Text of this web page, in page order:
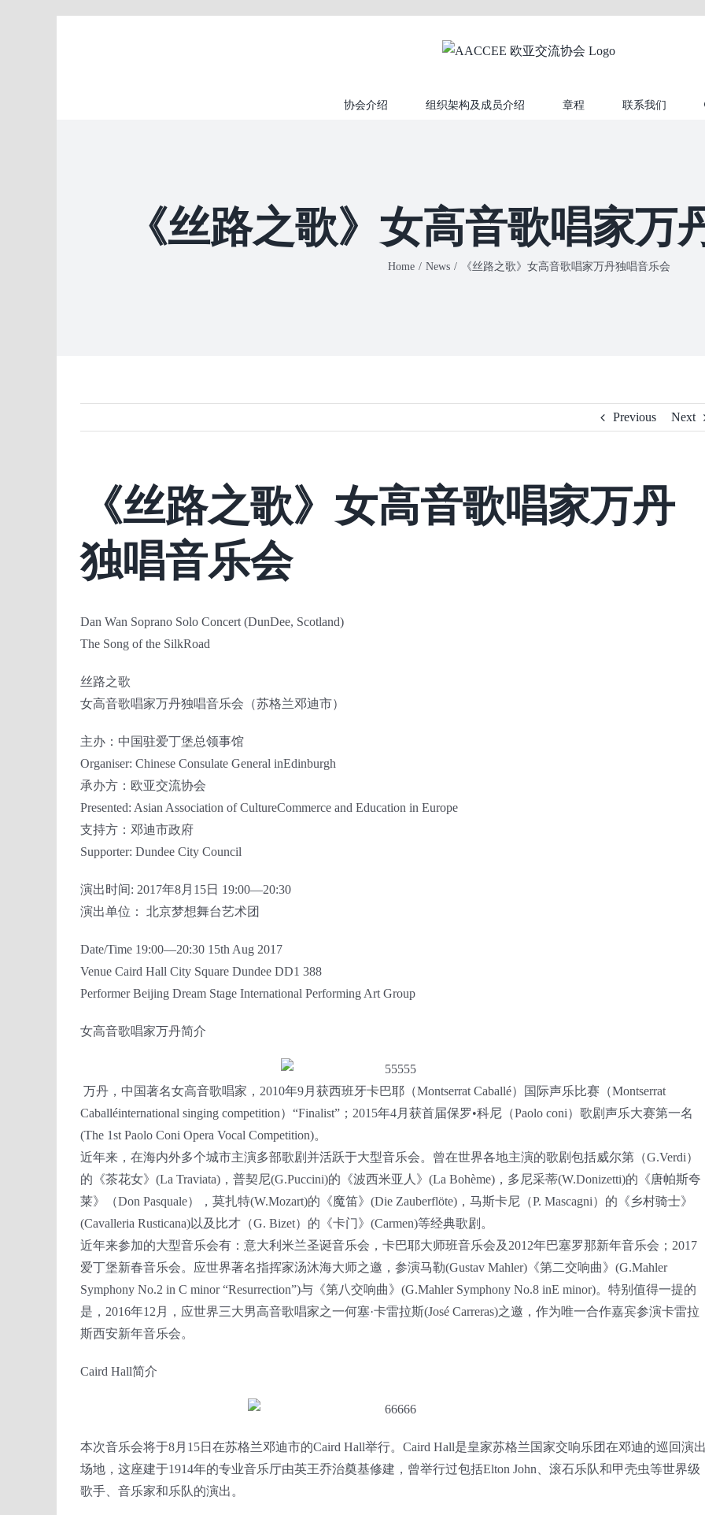
协会介绍 组织架构及成员介绍 章程 联系我们
《丝路之歌》女高音歌唱家万
Home / News / 《丝路之歌》女高音歌唱家万丹独唱音乐会
Previous Next
《丝路之歌》女高音歌唱家万丹
独唱音乐会
Dan Wan Soprano Solo Concert (DunDee, Scotland)
The Song of the SilkRoad
丝路之歌
女高音歌唱家万丹独唱音乐会（苏格兰邓迪市）
主办：中国驻爱丁堡总领事馆
Organiser: Chinese Consulate General inEdinburgh
承办方：欧亚交流协会
Presented: Asian Association of CultureCommerce and Education in Europe
支持方：邓迪市政府
Supporter: Dundee City Council
演出时间: 2017年8月15日 19:00—20:30
演出单位： 北京梦想舞台艺术团
Date/Time 19:00—20:30 15th Aug 2017
Venue Caird Hall City Square Dundee DD1 388
Performer Beijing Dream Stage International Performing Art Group
女高音歌唱家万丹简介
万丹，中国著名女高音歌唱家，2010年9月获西班牙卡巴耶（Montserrat Caballé）国际声乐比赛（Montserrat
Caballéinternational singing competition）“Finalist”；2015年4月获首届保罗•科尼（Paolo coni）歌剧声乐大赛第一名
(The 1st Paolo Coni Opera Vocal Competition)。
近年来，在海内外多个城市主演多部歌剧并活跃于大型音乐会。曾在世界各地主演的歌剧包括威尔第（G.Verdi）
的《茶花女》(La Traviata)，普契尼(G.Puccini)的《波西米亚人》(La Bohème)，多尼采蒂(W.Donizetti)的《唐帕斯夸
莱》（Don Pasquale），莫扎特(W.Mozart)的《魔笛》(Die Zauberflöte)，马斯卡尼（P. Mascagni）的《乡村骑士》
(Cavalleria Rusticana)以及比才（G. Bizet）的《卡门》(Carmen)等经典歌剧。
近年来参加的大型音乐会有：意大利米兰圣诞音乐会，卡巴耶大师班音乐会及2012年巴塞罗那新年音乐会；2017
爱丁堡新春音乐会。应世界著名指挥家汤沐海大师之邀，参演马勒(Gustav Mahler)《第二交响曲》(G.Mahler
Symphony No.2 in C minor “Resurrection”)与《第八交响曲》(G.Mahler Symphony No.8 inE minor)。特别值得一提的
是，2016年12月，应世界三大男高音歌唱家之一何塞·卡雷拉斯(José Carreras)之邀，作为唯一合作嘉宾参演卡雷拉
斯西安新年音乐会。
Caird Hall简介
本次音乐会将于8月15日在苏格兰邓迪市的Caird Hall举行。Caird Hall是皇家苏格兰国家交响乐团在邓迪的巡回演
场地，这座建于1914年的专业音乐厅由英王乔治奠基修建，曾举行过包括Elton John、滚石乐队和甲壳虫等世界级
歌手、音乐家和乐队的演出。